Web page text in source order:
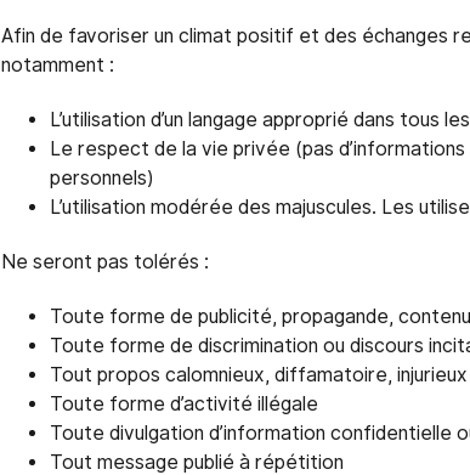
Afin de favoriser un climat positif et des échanges
notamment :
L’utilisation d’un langage approprié dans tous
Le respect de la vie privée (pas
personnels)
L’utilisation modérée des majuscules. Les
Ne seront pas tolérés :
Toute forme de publicité, propagande,
Toute forme de discrimination ou discours
Tout propos calomnieux, diffamatoire, injurieux
Toute forme d’activité illégale
Toute divulgation d’information confidentielle
Tout message publié à répétition